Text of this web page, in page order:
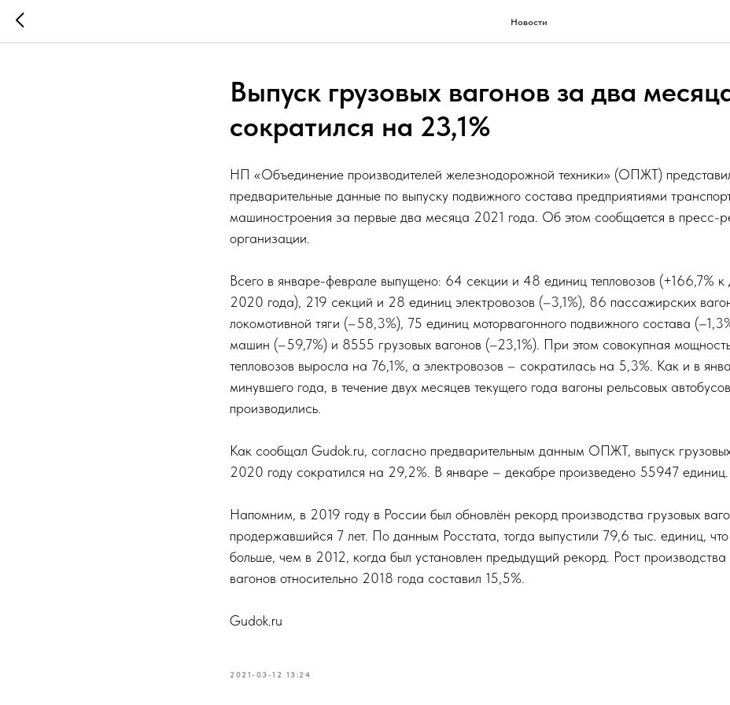
Новости
Выпуск грузовых вагонов за два
сократился на 23,1%
НП «Объединение производителей железнодорожной техники» (ОПЖТ)
предварительные данные по выпуску подвижного состава предприятиями
машиностроения за первые два месяца 2021 года. Об этом сообщается в пресс-
организации.
Всего в январе-феврале выпущено: 64 секции и 48 единиц тепловозов (+166,7%
2020 года), 219 секций и 28 единиц электровозов (–3,1%), 86 пассажирских
локомотивной тяги (–58,3%), 75 единиц моторвагонного подвижного состава
машин (–59,7%) и 8555 грузовых вагонов (–23,1%). При этом совокупная мощность
тепловозов выросла на 76,1%, а электровозов – сократилась на 5,3%. Как и в
минувшего года, в течение двух месяцев текущего года вагоны рельсовых
производились.
Как сообщал Gudok.ru, согласно предварительным данным ОПЖТ, выпуск
2020 году сократился на 29,2%. В январе – декабре произведено 55947 единиц.
Напомним, в 2019 году в России был обновлён рекорд производства грузовых
продержавшийся 7 лет. По данным Росстата, тогда выпустили 79,6 тыс. единиц,
больше, чем в 2012, когда был установлен предыдущий рекорд. Рост производства
вагонов относительно 2018 года составил 15,5%.
Gudok.ru
2021-03-12 13:24